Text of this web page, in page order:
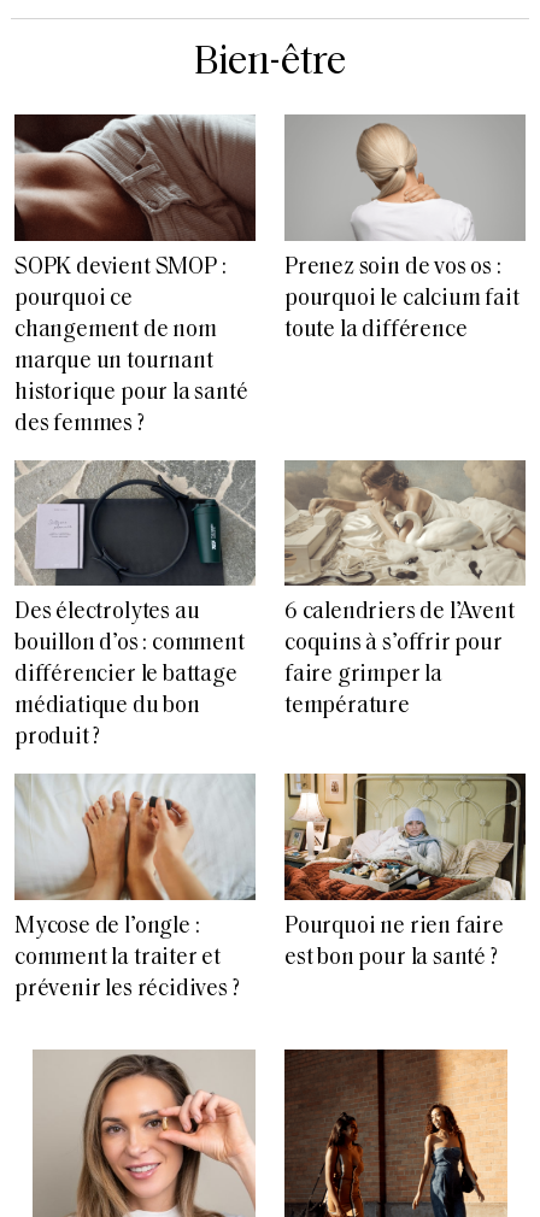
Bien-être
SOPK devient SMOP :
pourquoi ce
changement de nom
marque un tournant
historique pour la santé
des femmes ?
Prenez soin de vos os :
pourquoi le calcium fait
toute la différence
Des électrolytes au
bouillon d’os : comment
différencier le battage
médiatique du bon
produit ?
6 calendriers de l’Avent
coquins à s’offrir pour
faire grimper la
température
Mycose de l’ongle :
comment la traiter et
prévenir les récidives ?
Pourquoi ne rien faire
est bon pour la santé ?